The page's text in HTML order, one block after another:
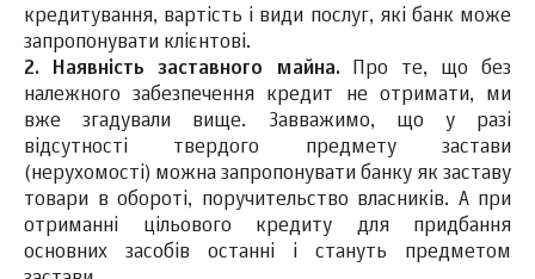
кредитування, вартість і види послуг, які банк може
запропонувати клієнтові.
2. Наявність заставного майна.
Про те, що без
належного забезпечення кредит не отримати, ми
вже згадували вище. Завважимо, що у разі
відсутності твердого предмету застави
(нерухомості) можна запропонувати банку як заставу
товари в обороті, поручительство власників. А при
отриманні цільового кредиту для придбання
основних засобів останні і стануть предметом